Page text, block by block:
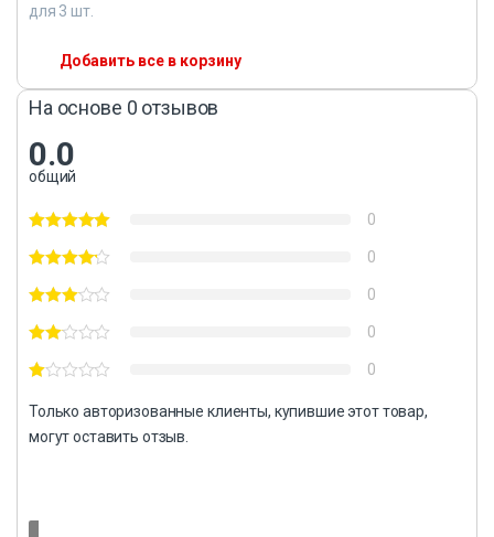
для 3 шт.
Добавить все в корзину
На основе 0 отзывов
0.0
общий
0
0
0
0
0
Только авторизованные клиенты, купившие этот товар,
могут оставить отзыв.